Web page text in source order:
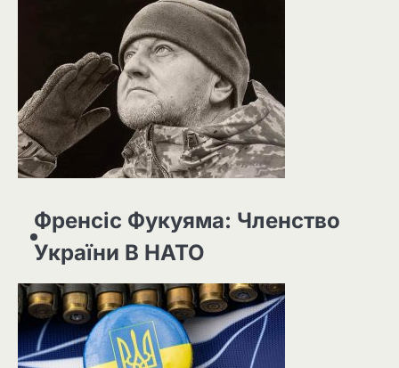
Френсіс Фукуяма: Членство
України В НАТО